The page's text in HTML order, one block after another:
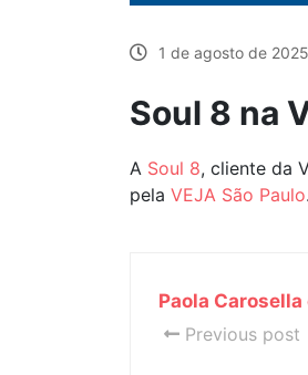
1 de agosto de 2025
Soul 8 na
A Soul 8, cliente da
pela VEJA São Paulo.
Paola
Previous post